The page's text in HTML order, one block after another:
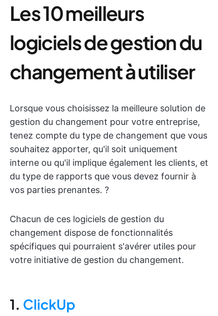
Les 10 meilleurs
logiciels de gestion du
changement à utiliser
Lorsque vous choisissez la meilleure solution de
gestion du changement pour votre entreprise,
tenez compte du type de changement que vous
souhaitez apporter, qu'il soit uniquement
interne ou qu'il implique également les clients, et
du type de rapports que vous devez fournir à
vos parties prenantes. ?
Chacun de ces logiciels de gestion du
changement dispose de fonctionnalités
spécifiques qui pourraient s'avérer utiles pour
votre initiative de gestion du changement.
1. ClickUp